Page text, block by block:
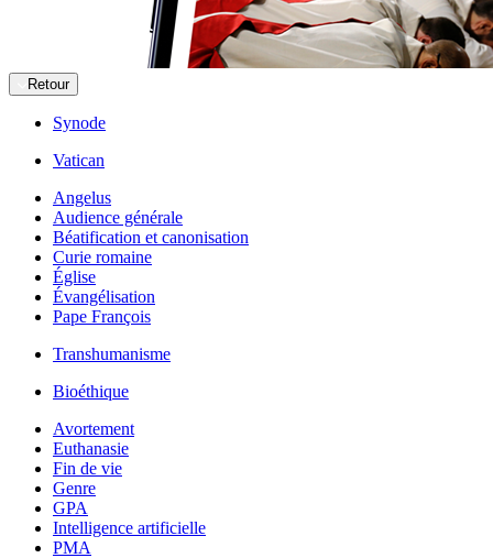
Retour
Synode
Vatican
Angelus
Audience générale
Béatification et canonisation
Curie romaine
Église
Évangélisation
Pape François
Transhumanisme
Bioéthique
Avortement
Euthanasie
Fin de vie
Genre
GPA
Intelligence artificielle
PMA